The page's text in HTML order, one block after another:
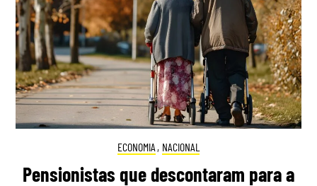
ECONOMIA , NACIONAL
Pensionistas que descontaram para a